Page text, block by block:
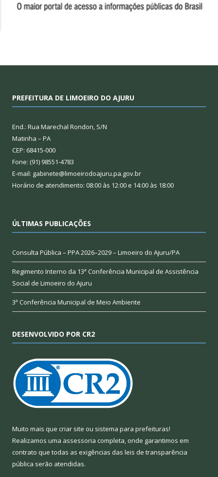
PREFEITURA DE LIMOEIRO DO AJURU
End.: Rua Marechal Rondon, S/N
Matinha – PA
CEP: 68415-000
Fone: (91) 98551-4783
E-mail: gabinete@limoeirodoajuru.pa.gov.br
Horário de atendimento: 08:00 às 12:00 e 14:00 às 18:00
ÚLTIMAS PUBLICAÇÕES
Consulta Pública – PPA 2026–2029 – Limoeiro do Ajuru/PA
Regimento Interno da 13ª Conferência Municipal de Assistência
Social de Limoeiro do Ajuru
3ª Conferência Municipal de Meio Ambiente
DESENVOLVIDO POR CR2
Muito mais que criar site ou sistema para prefeituras!
Realizamos uma assessoria completa, onde garantimos em
contrato que todas as exigências das leis de transparência
pública serão atendidas.